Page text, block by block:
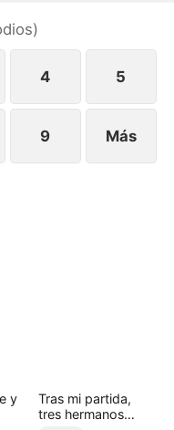
el camino
billones y darle
)
4 5
9 Más
y
Tras mi partida,
tres hermanos